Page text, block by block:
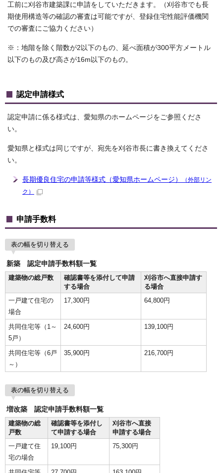
工前に刈谷市建築課に申請をしていただきます。（刈谷市でも長
期使用構造等の確認の審査は可能ですが、登録住宅性能評価機関
での審査にご協力ください）
※：地階を除く階数が2以下のもの、延べ面積が300平方メートル
以下のもの及び高さが16m以下のもの。
認定申請様式
認定申請に係る様式は、愛知県のホームページをご参照くださ
い。
愛知県と様式は同じですが、宛先を刈谷市長に書き換えてくださ
い。
長期優良住宅の申請等様式（愛知県ホームページ）
（外部リン
ク）
申請手数料
表の幅を切り替える
新築 認定申請手数料額一覧
建築物の総戸数
確認書等を添付して申請
する場合
刈谷市へ直接申請す
る場合
一戸建て住宅の
場合
17,300円 64,800円
共同住宅等（1～
5戸）
24,600円 139,100円
共同住宅等（6戸
～）
35,900円 216,700円
表の幅を切り替える
増改築 認定申請手数料額一覧
建築物の総
戸数
確認書等を添付し
て申請する場合
刈谷市へ直接
申請する場合
一戸建て住
宅の場合
19,100円 75,300円